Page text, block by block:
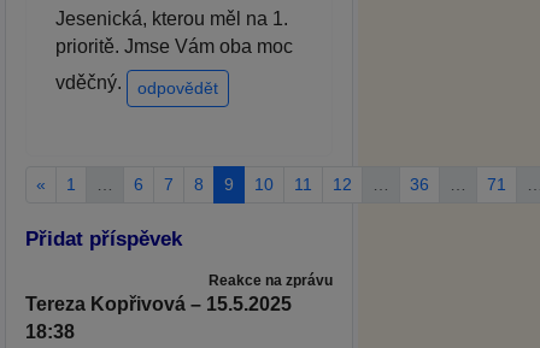
Jesenická, kterou měl na 1.
prioritě. Jmse Vám oba moc
vděčný.
odpovědět
« 1 6 7 8 9 10 11 12 36 71
Přidat příspěvek
Reakce na zprávu
Tereza Kopřivová – 15.5.2025
18:38